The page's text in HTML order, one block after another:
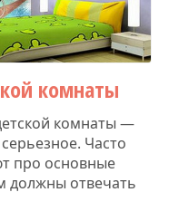
комнаты
комнаты —
Часто
про основные
должны отвечать